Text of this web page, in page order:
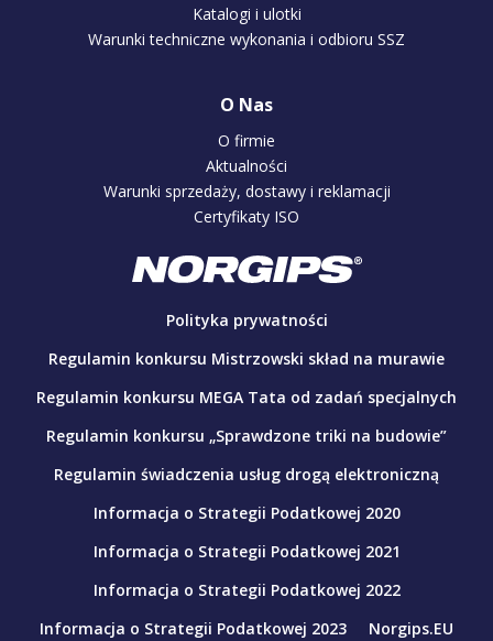
Katalogi i ulotki
Warunki techniczne wykonania i odbioru SSZ
O Nas
O firmie
Aktualności
Warunki sprzedaży, dostawy i reklamacji
Certyfikaty ISO
Polityka prywatności
Regulamin konkursu Mistrzowski skład na murawie
Regulamin konkursu MEGA Tata od zadań specjalnych
Regulamin konkursu „Sprawdzone triki na budowie”
Regulamin świadczenia usług drogą elektroniczną
Informacja o Strategii Podatkowej 2020
Informacja o Strategii Podatkowej 2021
Informacja o Strategii Podatkowej 2022
Informacja o Strategii Podatkowej 2023
Norgips.EU